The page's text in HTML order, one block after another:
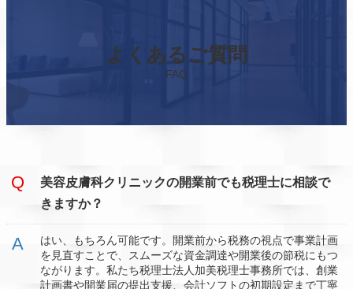
よくあるご質問
FAQ
美容皮膚科クリニックの開業前でも税理士に相談で
きますか？
はい、もちろん可能です。開業前から税務の視点で事業計画
を見直すことで、スムーズな資金調達や開業後の節税にもつ
ながります。私たち税理士法人加美税理士事務所では、創業
計画書や開業届の提出支援、会計ソフトの初期設定まで丁寧